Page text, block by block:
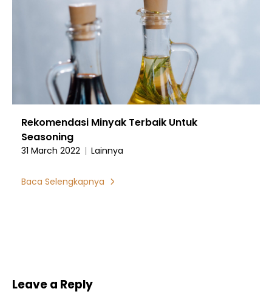
Rekomendasi Minyak Terbaik Untuk
Seasoning
31 March 2022 | Lainnya
Baca Selengkapnya
Leave a Reply